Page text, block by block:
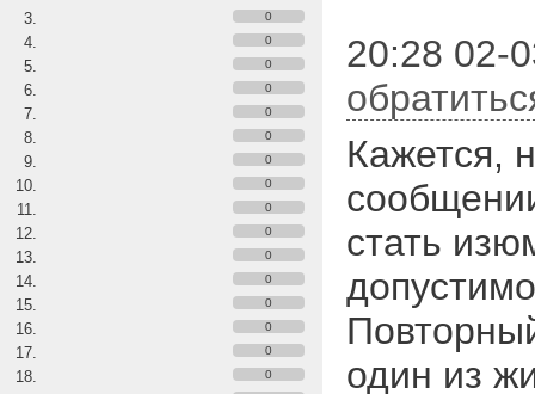
0
0
0
0
0
0
0
0
0
0
0
0
0
0
0
0
20:28 02-
Кажется,
стать
один из